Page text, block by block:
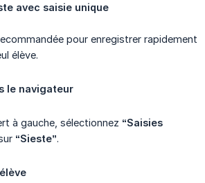
avec saisie unique
pour enregistrer rapidement
élève.
le navigateur
à gauche, sélectionnez “Saisies
“Sieste”.